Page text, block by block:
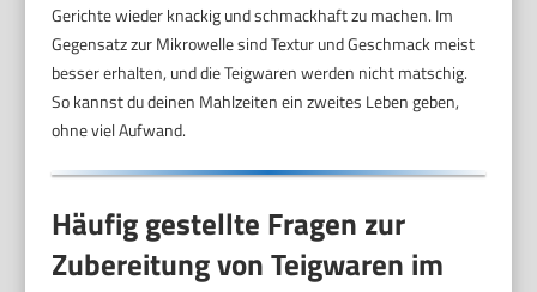
Gerichte wieder knackig und schmackhaft zu machen. Im
Gegensatz zur Mikrowelle sind Textur und Geschmack meist
besser erhalten, und die Teigwaren werden nicht matschig.
So kannst du deinen Mahlzeiten ein zweites Leben geben,
ohne viel Aufwand.
Häufig gestellte Fragen zur
Zubereitung von Teigwaren im